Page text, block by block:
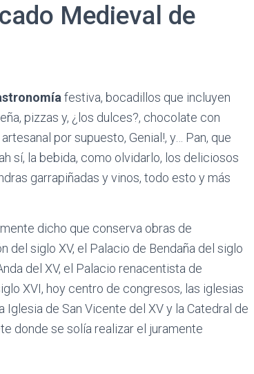
Medieval de
festiva, bocadillos que incluyen
pizzas y, ¿los dulces?, chocolate con
por supuesto, Genial!, y… Pan, que
sí, la bebida, como olvidarlo, los deliciosos
garrapiñadas y vinos, todo esto y más
dicho que conserva obras de
del siglo XV, el Palacio de Bendaña del siglo
del XV, el Palacio renacentista de
XVI, hoy centro de congresos, las iglesias
Iglesia de San Vicente del XV y la Catedral de
donde se solía realizar el juramente